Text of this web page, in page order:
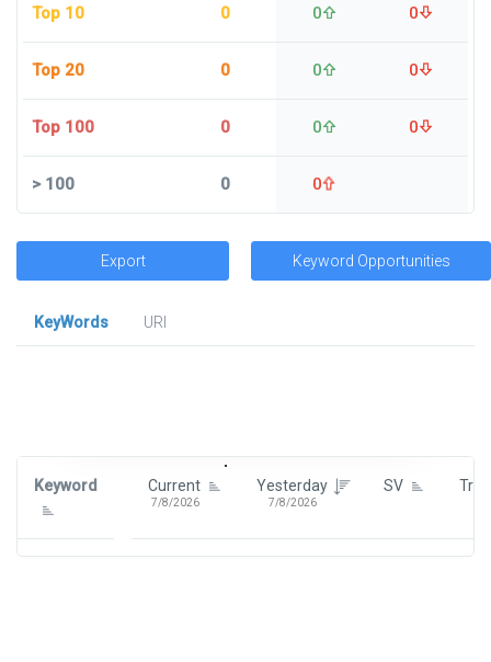
Top 10 0 0 0
Top 20 0 0 0
Top 100 0 0 0
>100 0 0
Export Keyword Opportunities
KeyWords
URl
Keyword Current
7/8/2026
Yesterday
7/8/2026
SV